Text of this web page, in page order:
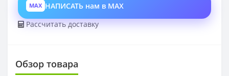
MAX НАПИСАТЬ нам в MAX
Рассчитать доставку
Обзор товара